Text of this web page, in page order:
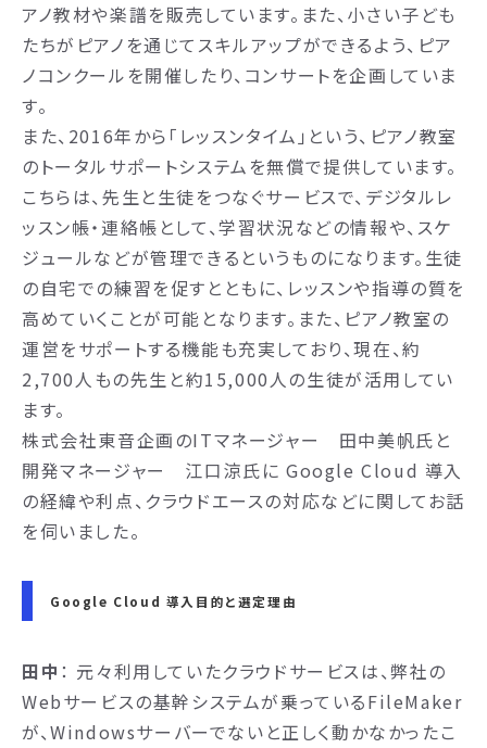
アノ教材や楽譜を販売しています。また、小さい子ども
たちがピアノを通じてスキルアップができるよう、ピア
ノコンクールを開催したり、コンサートを企画していま
す。
また、2016年から「レッスンタイム」という、ピアノ教室
のトータルサポートシステムを無償で提供しています。
こちらは、先生と生徒をつなぐサービスで、デジタルレ
ッスン帳・連絡帳として、学習状況などの情報や、スケ
ジュールなどが管理できるというものになります。生徒
の自宅での練習を促すとともに、レッスンや指導の質を
高めていくことが可能となります。また、ピアノ教室の
運営をサポートする機能も充実しており、現在、約
2,700人もの先生と約15,000人の生徒が活用してい
ます。
株式会社東音企画のITマネージャー 田中美帆氏と
開発マネージャー 江口涼氏に Google Cloud 導入
の経緯や利点、クラウドエースの対応などに関してお話
を伺いました。
Google Cloud 導入目的と選定理由
田中 ： 元々利用していたクラウドサービスは、弊社の
Webサービスの基幹システムが乗っているFileMaker
が、Windowsサーバーでないと正しく動かなかったこ